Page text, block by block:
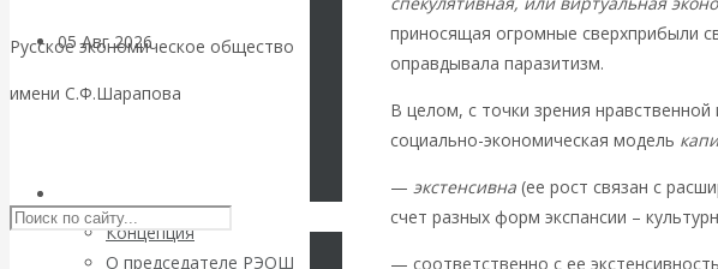
Русское экономическое общество
имени С.Ф.Шарапова
Концепция
О председателе РЭОШ
05 Авг 2026Деньги
Валентин
раз на тему
приносящая огромные сверхприбыли
оправдывала паразитизм.
В целом, с точки зрения
социально-экономическая модель
—экстенсивна (ее рост связан с
счет разных форм экспансии –
— соответственно с ее